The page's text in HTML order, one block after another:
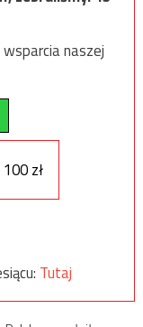
naszej
100 zł
Tutaj